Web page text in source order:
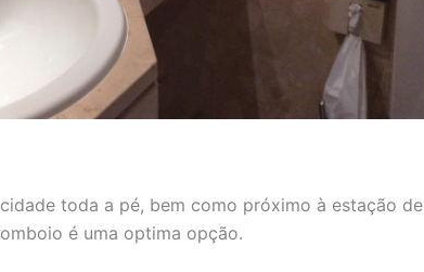
toda a pé, bem como próximo à estação de
é uma optima opção.